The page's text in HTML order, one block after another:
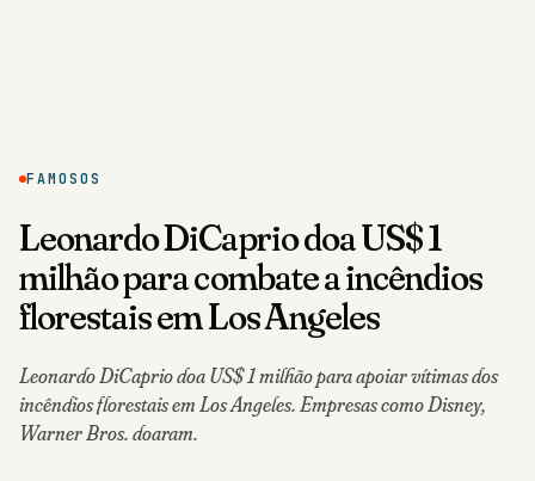
FAMOSOS
Leonardo DiCaprio doa US$ 1
milhão para combate a incêndios
florestais em Los Angeles
Leonardo DiCaprio doa US$ 1 milhão para apoiar vítimas dos
incêndios florestais em Los Angeles. Empresas como Disney,
Warner Bros. doaram.